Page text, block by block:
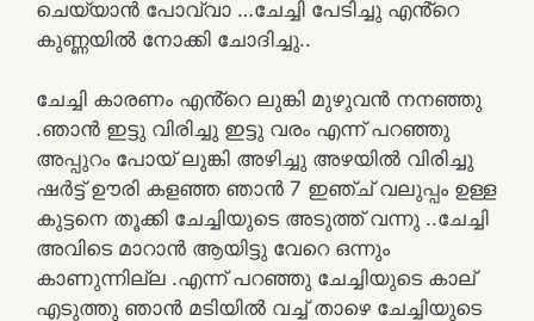
ചെയ്യാൻ പോവ്വാ …ചേച്ചി പേടിച്ചു എൻ്റെ
കുണ്ണയിൽ നോക്കി ചോദിച്ചു..
ചേച്ചി കാരണം എൻ്റെ ലുങ്കി മുഴുവൻ നനഞ്ഞു
.ഞാൻ ഇട്ടു വിരിച്ചു ഇട്ടു വരം എന്ന് പറഞ്ഞു
അപ്പുറം പോയ്‌ ലുങ്കി അഴിച്ചു അഴയിൽ വിരിച്ചു
ഷർട്ട് ഊരി കളഞ്ഞ ഞാൻ 7 ഇഞ്ച് വലുപ്പം ഉള്ള
കുട്ടനെ തൂക്കി ചേച്ചിയുടെ അടുത്ത് വന്നു ..ചേച്ചി
അവിടെ മാറാൻ ആയിട്ടു വേറെ ഒന്നും
കാണുന്നില്ല .എന്ന് പറഞ്ഞു ചേച്ചിയുടെ കാല്
എടുത്തു ഞാൻ മടിയിൽ വച്ച് താഴെ ചേച്ചിയുടെ